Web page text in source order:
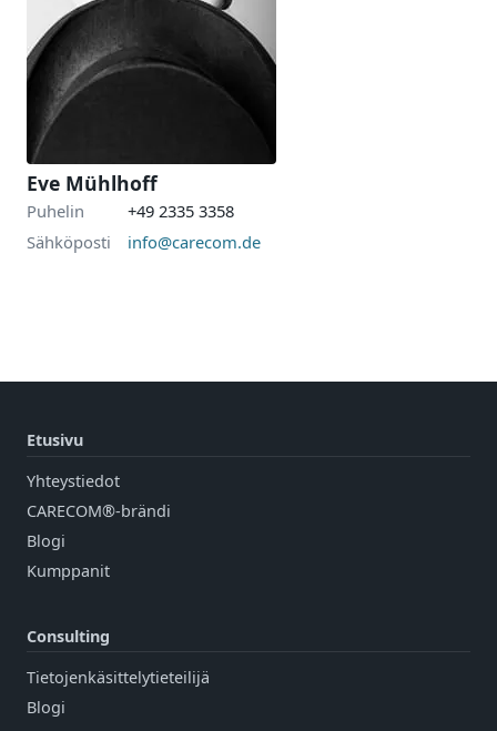
Eve Mühlhoff
Puhelin
+49 2335 3358
Sähköposti
info@carecom.de
Etusivu
Yhteystiedot
CARECOM®-brändi
Blogi
Kumppanit
Consulting
Tietojenkäsittelytieteilijä
Blogi